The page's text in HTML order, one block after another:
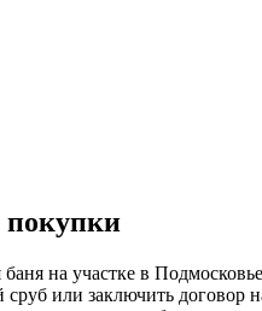
покупки
баня на участке в
сруб или заключить договор